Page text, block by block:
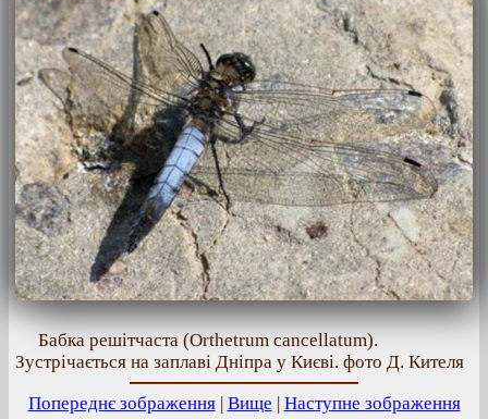
Бабка решітчаста (Orthetrum cancellatum).
Зустрічається на заплаві Дніпра у Києві. фото Д. Кителя
Попереднє зображення| Вище | Наступне зображення